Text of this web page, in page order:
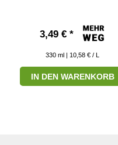
3,49 € *
330 ml | 10,58 € / L
IN DEN WARENKORB